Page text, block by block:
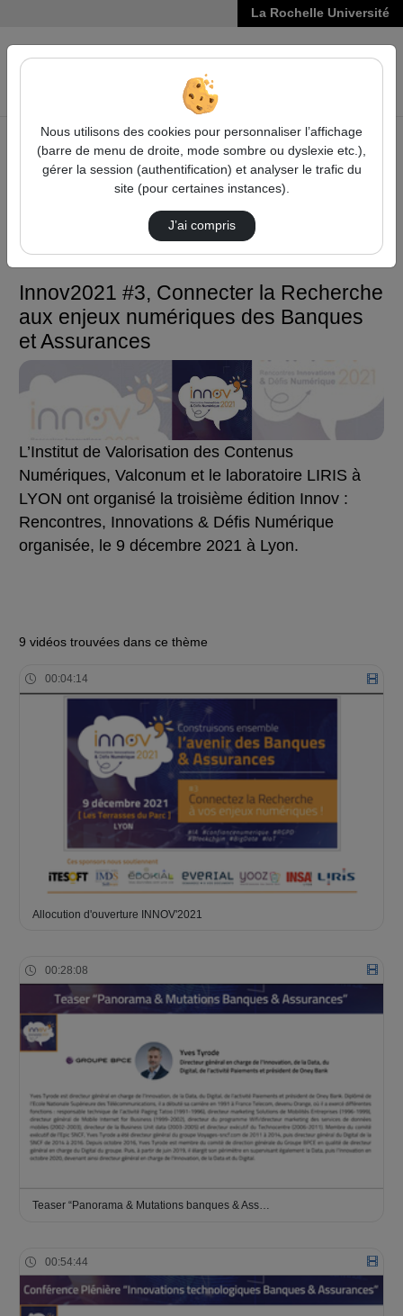
La Rochelle Université
VIDÉOS
Accueil Vie de l'Université
INNOV
Innov2021 #3, Connecter la Recherche aux enjeux
numériques des Banques et Assurances
INNOV
Innov2021 #3, Connecter la Recherche
aux enjeux numériques des Banques
et Assurances
L’Institut de Valorisation des Contenus
Numériques, Valconum et le laboratoire LIRIS à
LYON ont organisé la troisième édition Innov :
Rencontres, Innovations & Défis Numérique
organisée, le 9 décembre 2021 à Lyon.
9 vidéos trouvées dans ce thème
00:04:14
Allocution d'ouverture INNOV'2021
00:28:08
Teaser “Panorama & Mutations banques & Ass…
00:54:44
Nous utilisons des cookies pour personnaliser l’affichage
(barre de menu de droite, mode sombre ou dyslexie etc.),
gérer la session (authentification) et analyser le trafic du
site (pour certaines instances).
J’ai compris